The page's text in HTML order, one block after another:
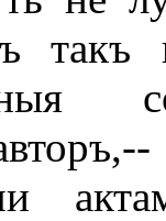
такъ